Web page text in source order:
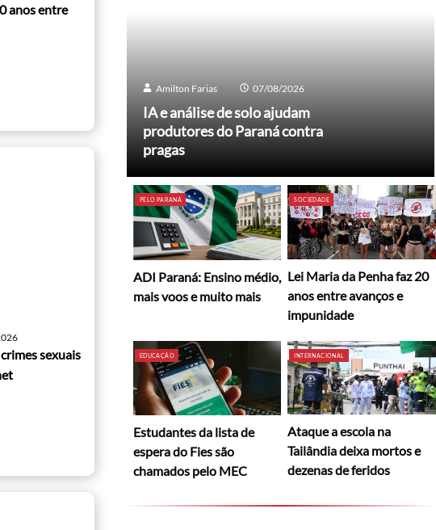
anos entre
sexuais
Amilton Farias 07/08/2026
IA e análise de solo ajudam
produtores do Paraná contra
pragas
PELO PARANÁ
ADI Paraná: Ensino médio,
mais voos e muito mais
SOCIEDADE
Lei Maria da Penha faz 20
anos entre avanços e
impunidade
EDUCAÇÃO
Estudantes da lista de
espera do Fies são
chamados pelo MEC
INTERNACIONAL
Ataque a escola na
Tailândia deixa mortos e
dezenas de feridos